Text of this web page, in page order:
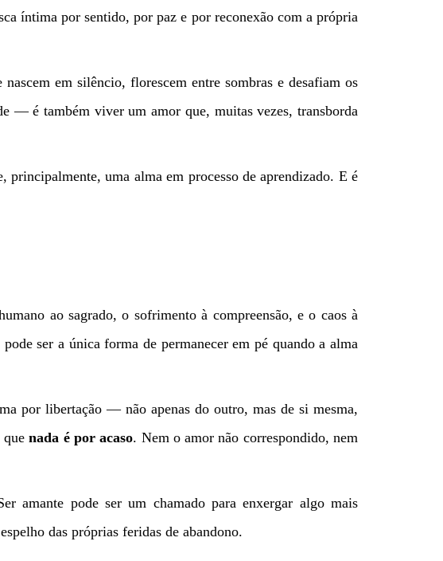
íntima por sentido, por paz e por reconexão com a própria
em silêncio, florescem entre sombras e desafiam os
— é também viver um amor que, muitas vezes, transborda
uma alma em processo de aprendizado. E é
ao sagrado, o sofrimento à compreensão, e o caos à
ser a única forma de permanecer em pé quando a alma
por libertação — não apenas do outro, mas de si mesma,
quenada é por acaso. Nem o amor não correspondido, nem
amante pode ser um chamado para enxergar algo mais
das próprias feridas de abandono.